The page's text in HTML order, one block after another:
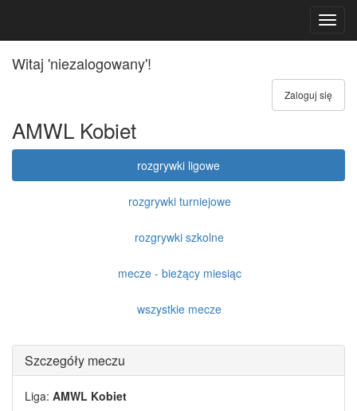
Witaj 'niezalogowany'!
Zaloguj się
AMWL Kobiet
rozgrywki ligowe
rozgrywki turniejowe
rozgrywki szkolne
mecze - bieżący miesiąc
wszystkie mecze
Szczegóły meczu
Liga: AMWL Kobiet